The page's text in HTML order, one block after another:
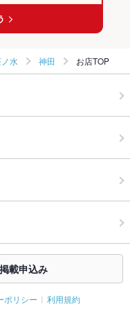
コース多数ご用意しておりま
水 神田 お店TOP
載申込み
ポリシー 利用規約